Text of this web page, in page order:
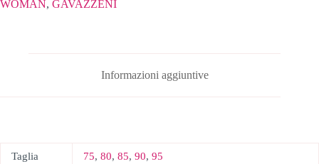
WOMAN, GAVAZZENI
Informazioni aggiuntive
Taglia 75, 80, 85, 90, 95